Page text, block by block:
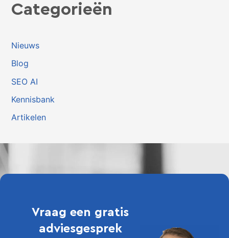
Categorieën
Nieuws
Blog
SEO AI
Kennisbank
Artikelen
Vraag een gratis
adviesgesprek